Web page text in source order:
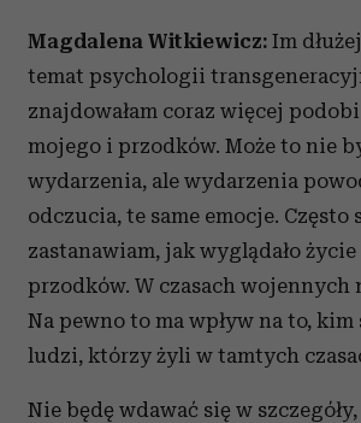
Magdalena Witkiewicz: Im
temat psychologii
znajdowałam coraz więcej
mojego i przodków. Może to nie
wydarzenia, ale wydarzenia
odczucia, te same emocje. Często
zastanawiam, jak wyglądało
przodków. W czasach wojennych
Na pewno to ma wpływ na to,
ludzi, którzy żyli w tamtych
Nie będę wdawać się w